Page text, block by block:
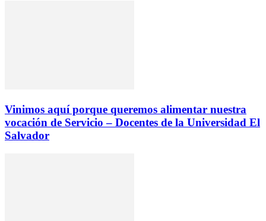
Vinimos aquí porque queremos alimentar nuestra
vocación de Servicio – Docentes de la Universidad El
Salvador